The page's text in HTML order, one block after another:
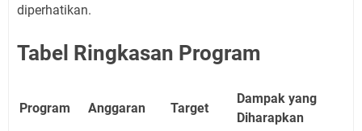
diperhatikan.
Tabel Ringkasan Program
Program Anggaran Target
Dampak yang
Diharapkan